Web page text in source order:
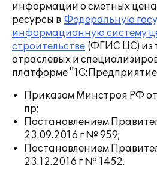
информации о сметных
ресурсы в Федеральную
информационную систему
строительстве (ФГИС ЦС) из
отраслевых и
платформе "1С:Предприятие
Приказом Минстроя РФ
пр;
Постановлением
23.09.2016 г № 959;
Постановлением
23.12.2016 г № 1452.